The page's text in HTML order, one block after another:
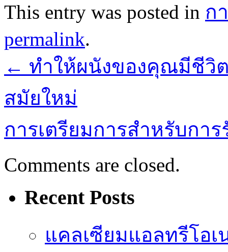
This entry was posted in ก
permalink.
← ทำให้ผนังของคุณมีชีวิต
สมัยใหม่
การเตรียมการสำหรับกา
Comments are closed.
Recent Posts
แคลเซียมแอลทรีโอ